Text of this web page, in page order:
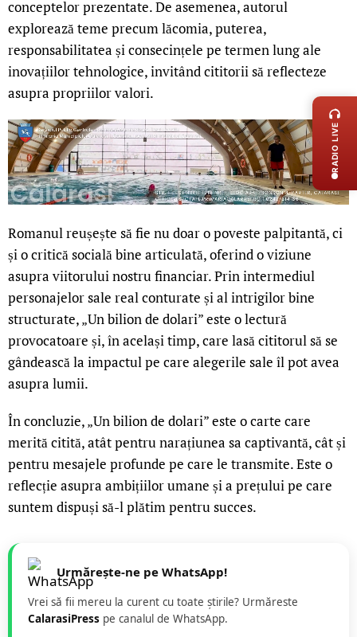
conceptelor prezentate. De asemenea, autorul
explorează teme precum lăcomia, puterea,
responsabilitatea și consecințele pe termen lung ale
inovațiilor tehnologice, invitând cititorii să reflecteze
asupra propriilor valori.
Romanul reușește să fie nu doar o poveste palpitantă, ci
și o critică socială bine articulată, oferind o viziune
asupra viitorului nostru financiar. Prin intermediul
personajelor sale real conturate și al intrigilor bine
structurate, „Un bilion de dolari” este o lectură
provocatoare și, în același timp, care lasă cititorul să se
gândească la impactul pe care alegerile sale îl pot avea
asupra lumii.
În concluzie, „Un bilion de dolari” este o carte care
merită citită, atât pentru narațiunea sa captivantă, cât și
pentru mesajele profunde pe care le transmite. Este o
reflecție asupra ambițiilor umane și a prețului pe care
suntem dispuși să-l plătim pentru succes.
Urmărește-ne pe WhatsApp!
Vrei să fii mereu la curent cu toate știrile? Urmăreste
CalarasiPress pe canalul de WhatsApp.
RADIO LIVE